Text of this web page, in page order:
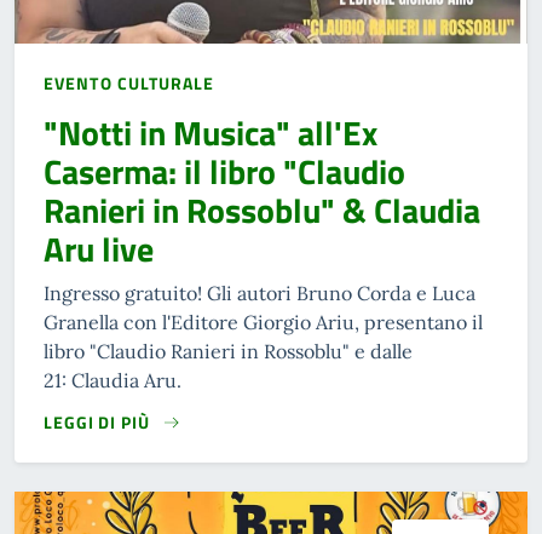
EVENTO CULTURALE
"Notti in Musica" all'Ex
Caserma: il libro "Claudio
Ranieri in Rossoblu" & Claudia
Aru live
Ingresso gratuito! Gli autori Bruno Corda e Luca
Granella con l'Editore Giorgio Ariu, presentano il
libro "Claudio Ranieri in Rossoblu" e dalle
21: Claudia Aru.
LEGGI DI PIÙ